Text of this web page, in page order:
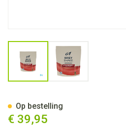
View larger imageView larger image
€ 39,95
Op bestelling